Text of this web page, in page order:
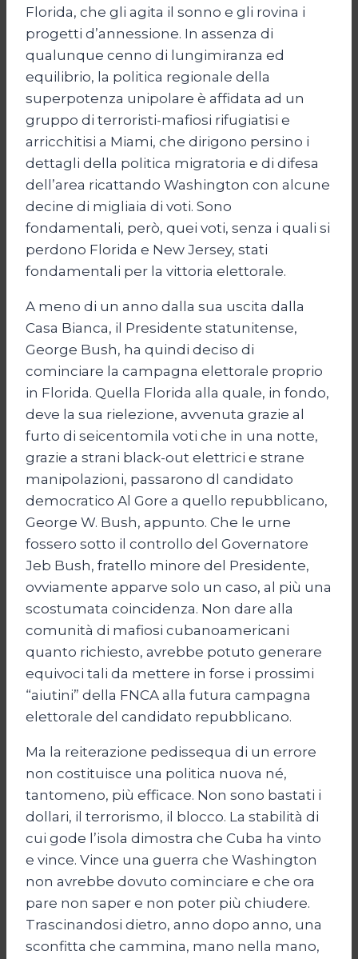
Florida, che gli agita il sonno e gli rovina i
progetti d’annessione. In assenza di
qualunque cenno di lungimiranza ed
equilibrio, la politica regionale della
superpotenza unipolare è affidata ad un
gruppo di terroristi-mafiosi rifugiatisi e
arricchitisi a Miami, che dirigono persino i
dettagli della politica migratoria e di difesa
dell’area ricattando Washington con alcune
decine di migliaia di voti. Sono
fondamentali, però, quei voti, senza i quali si
perdono Florida e New Jersey, stati
fondamentali per la vittoria elettorale.
A meno di un anno dalla sua uscita dalla
Casa Bianca, il Presidente statunitense,
George Bush, ha quindi deciso di
cominciare la campagna elettorale proprio
in Florida. Quella Florida alla quale, in fondo,
deve la sua rielezione, avvenuta grazie al
furto di seicentomila voti che in una notte,
grazie a strani black-out elettrici e strane
manipolazioni, passarono dl candidato
democratico Al Gore a quello repubblicano,
George W. Bush, appunto. Che le urne
fossero sotto il controllo del Governatore
Jeb Bush, fratello minore del Presidente,
ovviamente apparve solo un caso, al più una
scostumata coincidenza. Non dare alla
comunità di mafiosi cubanoamericani
quanto richiesto, avrebbe potuto generare
equivoci tali da mettere in forse i prossimi
“aiutini” della FNCA alla futura campagna
elettorale del candidato repubblicano.
Ma la reiterazione pedissequa di un errore
non costituisce una politica nuova né,
tantomeno, più efficace. Non sono bastati i
dollari, il terrorismo, il blocco. La stabilità di
cui gode l’isola dimostra che Cuba ha vinto
e vince. Vince una guerra che Washington
non avrebbe dovuto cominciare e che ora
pare non saper e non poter più chiudere.
Trascinandosi dietro, anno dopo anno, una
sconfitta che cammina, mano nella mano,